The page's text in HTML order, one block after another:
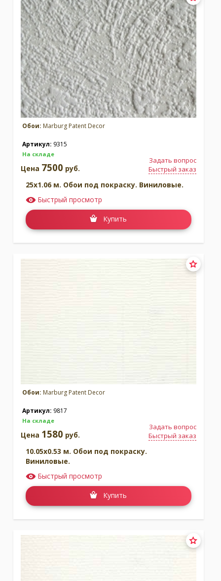
Обои: Marburg Patent Decor
Артикул: 9315
На складе
Задать вопрос
Быстрый заказ
Цена 7500 руб.
25x1.06 м. Обои под покраску. Виниловые.
Быстрый просмотр
Купить
Обои: Marburg Patent Decor
Артикул: 9817
На складе
Задать вопрос
Быстрый заказ
Цена 1580 руб.
10.05x0.53 м. Обои под покраску.
Виниловые.
Быстрый просмотр
Купить